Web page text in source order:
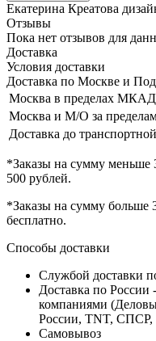
Екатерина Креатова
Отзывы
Пока нет отзывов для
Доставка
Условия доставки
Доставка по Москве и
Москва в пределах МКАД
Москва и М/О за
Доставка до
*Заказы на сумму меньше
500 рублей.
*Заказы на сумму больше
бесплатно.
Способы доставки
Службой доставки
Доставка по
компаниями
России, TNT, СПСР,
Самовывоз